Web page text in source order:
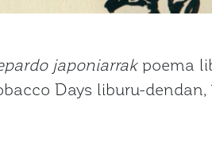
japoniarrakpoema
Days liburu-dendan,